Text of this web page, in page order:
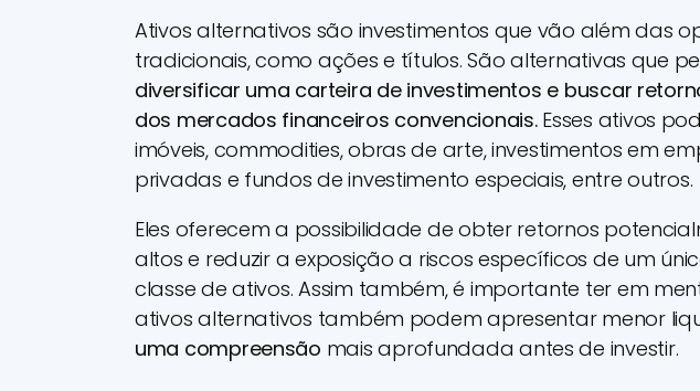
Ativos alternativos são investimentos que vão além das
tradicionais, como ações e títulos. São alternativas que
diversificar uma carteira de investimentos e buscar
dos mercados financeiros convencionais.Esses ativos
imóveis, commodities, obras de arte, investimentos em
privadas e fundos de investimento especiais, entre outros.
Eles oferecem a possibilidade de obter retornos
altos e reduzir a exposição a riscos específicos de um
classe de ativos. Assim também, é importante ter em
ativos alternativos também podem apresentar menor
uma compreensão mais aprofundada antes de investir.